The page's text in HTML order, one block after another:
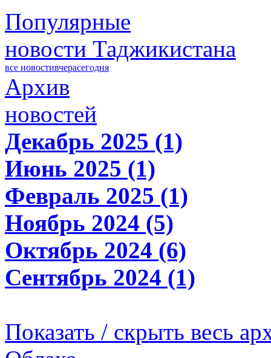
Популярные
новости Таджикистана
все новостивчерасегодня
Архив
новостей
Декабрь 2025 (1)
Июнь 2025 (1)
Февраль 2025 (1)
Ноябрь 2024 (5)
Октябрь 2024 (6)
Сентябрь 2024 (1)
Показать / скрыть весь